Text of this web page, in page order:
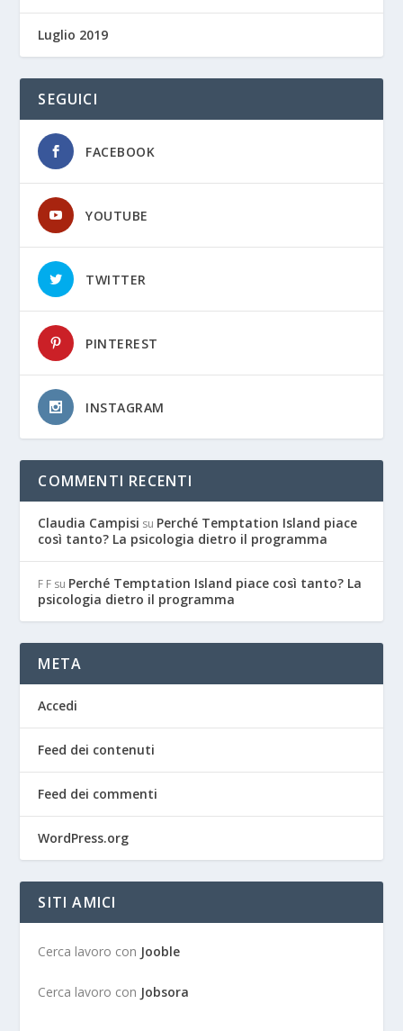
Luglio 2019
SEGUICI
FACEBOOK
YOUTUBE
TWITTER
PINTEREST
INSTAGRAM
COMMENTI RECENTI
Claudia Campisi su Perché Temptation Island piace
così tanto? La psicologia dietro il programma
F F su Perché Temptation Island piace così tanto? La
psicologia dietro il programma
META
Accedi
Feed dei contenuti
Feed dei commenti
WordPress.org
SITI AMICI
Cerca lavoro con Jooble
Cerca lavoro con Jobsora